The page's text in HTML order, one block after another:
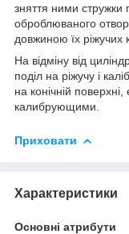
зняття ними стружки
оброблюваного
довжиною їх ріжучих
На відміну від
поділ на ріжучу і
на конічній
калибрующими.
Приховати
Характеристики
Основні атрибути